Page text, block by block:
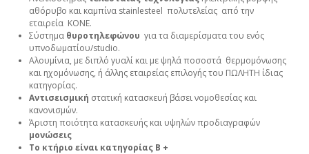
αθόρυβο και καμπίνα stainlesteel πολυτελείας από την
εταιρεία ΚΟΝΕ.
Σύστημα θυροτηλεφώνου για τα διαμερίσματα του ενός
υπνοδωματίου/studio.
Αλουμίνια, με διπλό γυαλί και με ψηλά ποσοστά θερμομόνωσης
και ηχομόνωσης, ή άλλης εταιρείας επιλογής του ΠΩΛΗΤΗ ίδιας
κατηγορίας.
Αντισεισμική στατική κατασκευή βάσει νομοθεσίας και
κανονισμών.
Άριστη ποιότητα κατασκευής και υψηλών προδιαγραφών
μονώσεις
Το κτήριο είναι κατηγορίας Β +